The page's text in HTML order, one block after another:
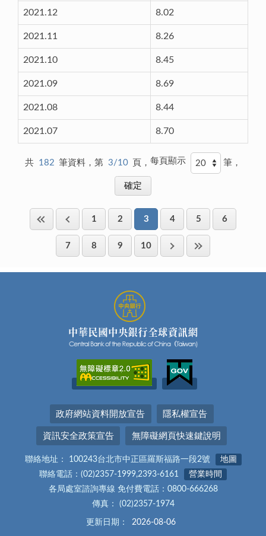
2021.12 8.02
2021.11 8.26
2021.10 8.45
2021.09 8.69
2021.08 8.44
2021.07 8.70
共 182 筆資料，第 3/10 頁， 每頁顯示 筆，
1 2 3 4 5 6
7 8 9 10
政府網站資料開放宣告 隱私權宣告
資訊安全政策宣告 無障礙網頁快速鍵說明
聯絡地址： 100243台北市中正區羅斯福路一段2號
地圖
聯絡電話：(02)2357-1999,2393-6161
營業時間
各局處室諮詢專線 免付費電話：0800-666268
傳真： (02)2357-1974
更新日期： 2026-08-06